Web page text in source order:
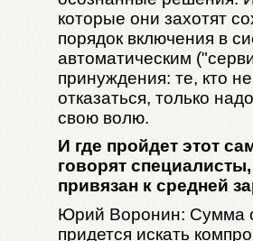
которые они захотят
порядок включения в
автоматическим
принуждения: те, кто
отказаться, только
свою волю.
И где пройдет этот
говорят
привязан к средней
Юрий Воронин: Сумма
придется искать